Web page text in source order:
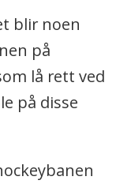
blir noen
på
lå rett ved
på disse